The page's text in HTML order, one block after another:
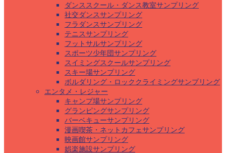
ダンススクール・ダンス教室サンプリング
社交ダンスサンプリング
フラダンスサンプリング
テニスサンプリング
フットサルサンプリング
スポーツ少年団サンプリング
スイミングスクールサンプリング
スキー場サンプリング
ボルダリング・ロッククライミングサンプリング
エンタメ・レジャー
キャンプ場サンプリング
グランピングサンプリング
バーベキューサンプリング
漫画喫茶・ネットカフェサンプリング
映画館サンプリング
娯楽施設サンプリング